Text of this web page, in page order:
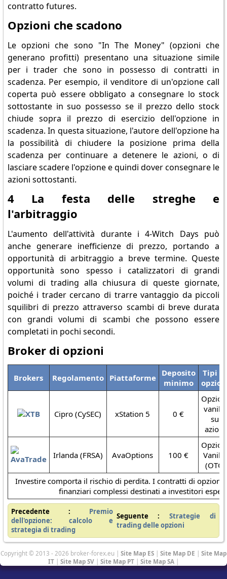
contratto futures.
Opzioni che scadono
Le opzioni che sono "In The Money" (opzioni che
generano profitti) presentano una situazione simile
per i trader che sono in possesso di contratti in
scadenza. Per esempio, il venditore di un'opzione call
coperta può essere obbligato a consegnare lo stock
sottostante in suo possesso se il prezzo dello stock
chiude sopra il prezzo di esercizio dell'opzione in
scadenza. In questa situazione, l'autore dell'opzione ha
la possibilità di chiudere la posizione prima della
scadenza per continuare a detenere le azioni, o di
lasciare scadere l'opzione e quindi dover consegnare le
azioni sottostanti.
4 La festa delle streghe e
l'arbitraggio
L'aumento dell'attività durante i 4-Witch Days può
anche generare inefficienze di prezzo, portando a
opportunità di arbitraggio a breve termine. Queste
opportunità sono spesso i catalizzatori di grandi
volumi di trading alla chiusura di queste giornate,
poiché i trader cercano di trarre vantaggio da piccoli
squilibri di prezzo attraverso scambi di breve durata
con grandi volumi di scambi che possono essere
completati in pochi secondi.
Broker di opzioni
Brokers Regolamento Piattaforme
Deposito
minimo
Tipi di
Cipro (CySEC) xStation 5 0 €
vanilla
su
azioni
Irlanda (FRSA) AvaOptions 100 €
Vanilla
(OTC)
Investire comporta il rischio di perdita. I contratti di
finanziari complessi destinati a investitori
Precedente : Premio
dell'opzione: calcolo e
strategia di trading
Seguente :Strategie di
trading delle opzioni
Copyright © 2013 - 2026 broker-forex.eu | Site Map ES | Site Map DE | Site Map
IT | Site Map SV | Site Map PT | Site Map SA |